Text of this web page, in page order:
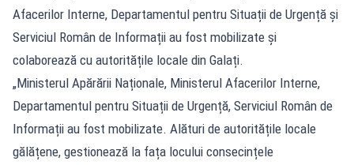
Afacerilor Interne, Departamentul pentru Situații de Urgență și
Serviciul Român de Informații au fost mobilizate și
colaborează cu autoritățile locale din Galați.
„Ministerul Apărării Naționale, Ministerul Afacerilor Interne,
Departamentul pentru Situații de Urgență, Serviciul Român de
Informații au fost mobilizate. Alături de autoritățile locale
gălățene, gestionează la fața locului consecințele